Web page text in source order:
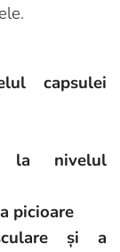
capsulei
la nivelul
picioare
și a